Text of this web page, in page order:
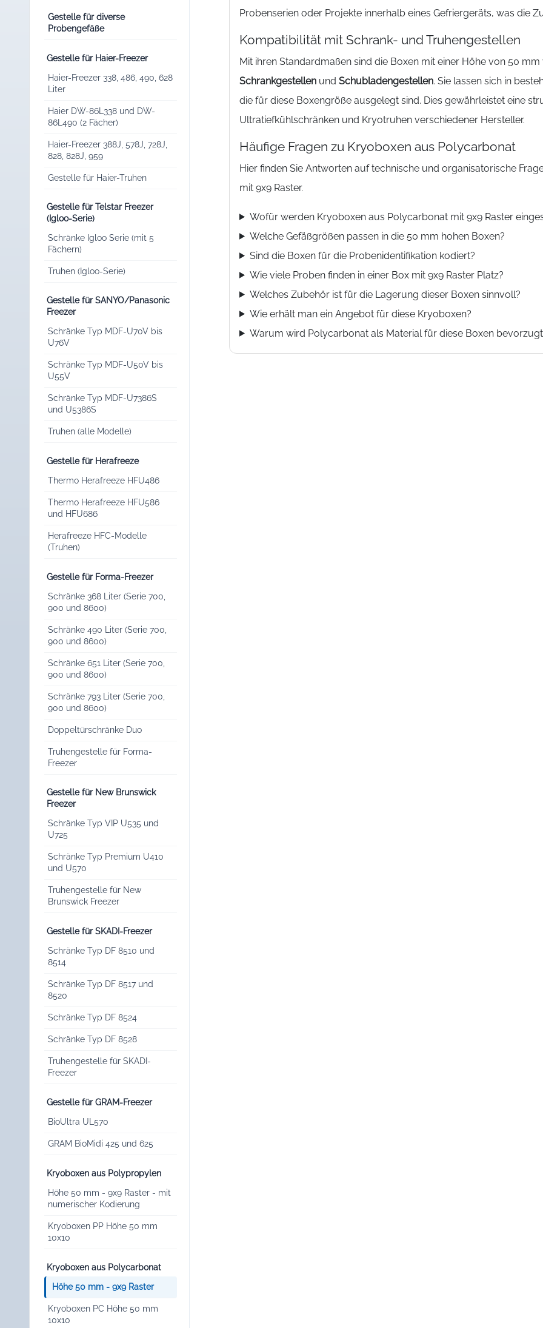
Gestelle für diverse
Probengefäße
Gestelle für Haier-Freezer
Haier-Freezer 338, 486, 490, 628
Liter
Haier DW-86L338 und DW-
86L490 (2 Fächer)
Haier-Freezer 388J, 578J, 728J,
828, 828J, 959
Gestelle für Haier-Truhen
Gestelle für Telstar Freezer
(Igloo-Serie)
Schränke Igloo Serie (mit 5
Fächern)
Truhen (Igloo-Serie)
Gestelle für SANYO/Panasonic
Freezer
Schränke Typ MDF-U70V bis
U76V
Schränke Typ MDF-U50V bis
U55V
Schränke Typ MDF-U7386S
und U5386S
Truhen (alle Modelle)
Gestelle für Herafreeze
Thermo Herafreeze HFU486
Thermo Herafreeze HFU586
und HFU686
Herafreeze HFC-Modelle
(Truhen)
Gestelle für Forma-Freezer
Schränke 368 Liter (Serie 700,
900 und 8600)
Schränke 490 Liter (Serie 700,
900 und 8600)
Schränke 651 Liter (Serie 700,
900 und 8600)
Schränke 793 Liter (Serie 700,
900 und 8600)
Doppeltürschränke Duo
Truhengestelle für Forma-
Freezer
Gestelle für New Brunswick
Freezer
Schränke Typ VIP U535 und
U725
Schränke Typ Premium U410
und U570
Truhengestelle für New
Brunswick Freezer
Gestelle für SKADI-Freezer
Schränke Typ DF 8510 und
8514
Schränke Typ DF 8517 und
8520
Schränke Typ DF 8524
Schränke Typ DF 8528
Truhengestelle für SKADI-
Freezer
Gestelle für GRAM-Freezer
BioUltra UL570
GRAM BioMidi 425 und 625
Kryoboxen aus Polypropylen
Höhe 50 mm - 9x9 Raster - mit
numerischer Kodierung
Kryoboxen PP Höhe 50 mm
10x10
Kryoboxen aus Polycarbonat
Höhe 50 mm - 9x9 Raster
Kryoboxen PC Höhe 50 mm
10x10
Probenserien oder Projekte innerhalb eines Gefriergeräts, was die
Kompatibilität mit Schrank- und Truhengestellen
Mit ihren Standardmaßen sind die Boxen mit einer Höhe von 50
Schrankgestellen und Schubladengestellen. Sie lassen sich in
die für diese Boxengröße ausgelegt sind. Dies gewährleistet eine
Ultratiefkühlschränken und Kryotruhen verschiedener Hersteller.
Häufige Fragen zu Kryoboxen aus Polycarbonat
Hier finden Sie Antworten auf technische und organisatorische
mit 9x9 Raster.
Wofür werden Kryoboxen aus Polycarbonat mit 9x9 Raster
Welche Gefäßgrößen passen in die 50 mm hohen Boxen?
Sind die Boxen für die Probenidentifikation kodiert?
Wie viele Proben finden in einer Box mit 9x9 Raster Platz?
Welches Zubehör ist für die Lagerung dieser Boxen sinnvoll?
Wie erhält man ein Angebot für diese Kryoboxen?
Warum wird Polycarbonat als Material für diese Boxen